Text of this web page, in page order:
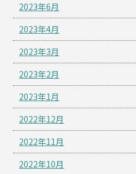
2023年6月
2023年4月
2023年3月
2023年2月
2023年1月
2022年12月
2022年11月
2022年10月